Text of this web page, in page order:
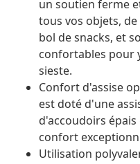
un soutien ferme
tous vos objets,
bol de snacks, et
confortables pour
sieste.
Confort d'assise
est doté d'une
d'accoudoirs
confort
Utilisation